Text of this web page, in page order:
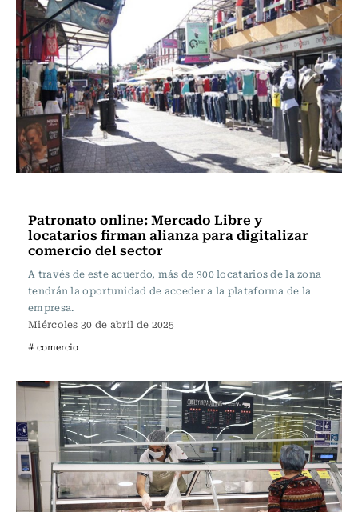
Patronato online: Mercado Libre y
locatarios firman alianza para digitalizar
comercio del sector
A través de este acuerdo, más de 300 locatarios de la zona
tendrán la oportunidad de acceder a la plataforma de la
empresa.
Miércoles 30 de abril de 2025
# comercio